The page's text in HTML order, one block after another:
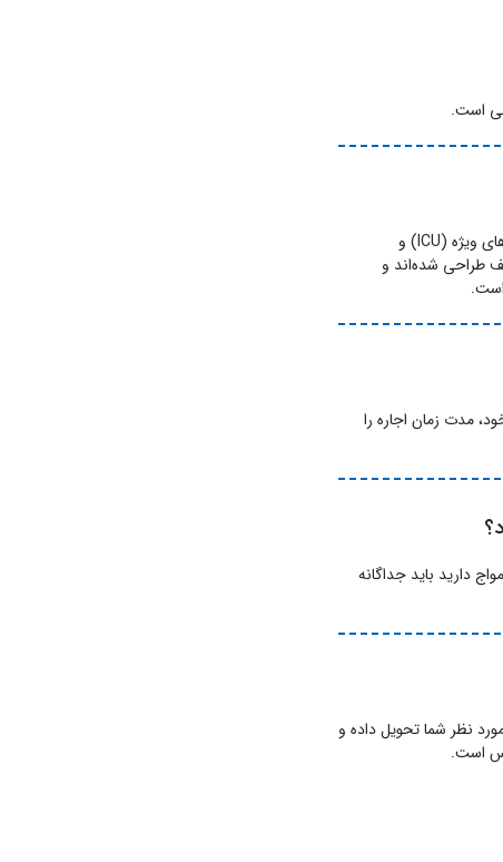
است.
برای اجاره، تخت‌های بیمارستانی مختلفی از جمله تخت‌های دستی و برقی، همچنین تخت‌های ویژه مراقبت‌های ویژه (ICU) و
طراحی شده‌اند و
است.
مدت زمان اجاره را
دارید باید جداگانه
نظر شما تحویل داده و
است.